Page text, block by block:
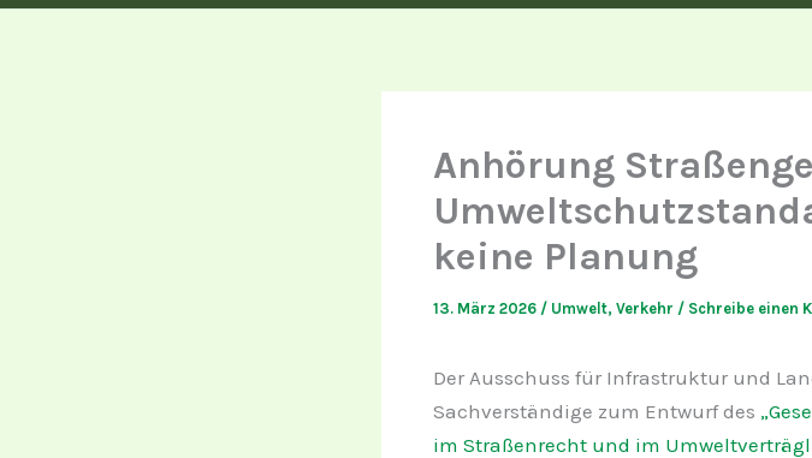
Anhörung
keine Planung
13. März 2026 / Umwelt, Verkehr / Schreibe einen
Der Ausschuss für Infrastruktur und
Sachverständige zum Entwurf des
im Straßenrecht und im